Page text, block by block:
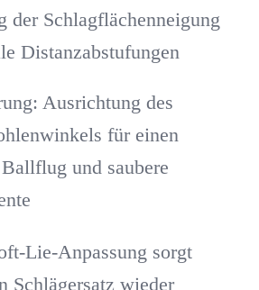
der Schlagflächenneigung
Distanzabstufungen
Ausrichtung des
für einen
und saubere
Lie-Anpassung sorgt
Schlägersatz wieder